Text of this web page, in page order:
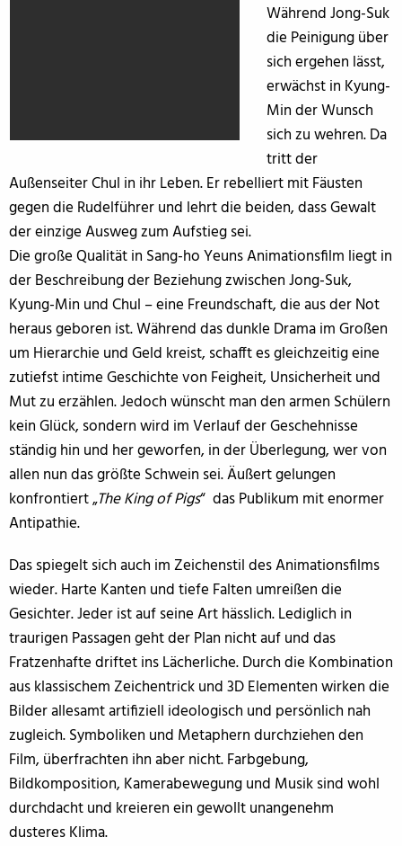
Während Jong-Suk
die Peinigung über
sich ergehen lässt,
erwächst in Kyung-
Min der Wunsch
sich zu wehren. Da
tritt der
Außenseiter Chul in ihr Leben. Er rebelliert mit Fäusten
gegen die Rudelführer und lehrt die beiden, dass Gewalt
der einzige Ausweg zum Aufstieg sei.
Die große Qualität in Sang-ho Yeuns Animationsfilm liegt in
der Beschreibung der Beziehung zwischen Jong-Suk,
Kyung-Min und Chul – eine Freundschaft, die aus der Not
heraus geboren ist. Während das dunkle Drama im Großen
um Hierarchie und Geld kreist, schafft es gleichzeitig eine
zutiefst intime Geschichte von Feigheit, Unsicherheit und
Mut zu erzählen. Jedoch wünscht man den armen Schülern
kein Glück, sondern wird im Verlauf der Geschehnisse
ständig hin und her geworfen, in der Überlegung, wer von
allen nun das größte Schwein sei. Äußert gelungen
konfrontiert „The King of Pigs“ das Publikum mit enormer
Antipathie.
Das spiegelt sich auch im Zeichenstil des Animationsfilms
wieder. Harte Kanten und tiefe Falten umreißen die
Gesichter. Jeder ist auf seine Art hässlich. Lediglich in
traurigen Passagen geht der Plan nicht auf und das
Fratzenhafte driftet ins Lächerliche. Durch die Kombination
aus klassischem Zeichentrick und 3D Elementen wirken die
Bilder allesamt artifiziell ideologisch und persönlich nah
zugleich. Symboliken und Metaphern durchziehen den
Film, überfrachten ihn aber nicht. Farbgebung,
Bildkomposition, Kamerabewegung und Musik sind wohl
durchdacht und kreieren ein gewollt unangenehm
dusteres Klima.